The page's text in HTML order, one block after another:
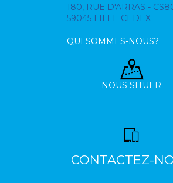
180, RUE D'ARRAS -
59045 LILLE CEDEX
QUI SOMMES-NOUS?
NOUS SITUER
CONTACTEZ-